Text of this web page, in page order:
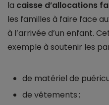
la caisse d’allocations
les familles à faire face
à l’arrivée d’un enfant.
exemple à soutenir les
de matériel de
de vêtements ;